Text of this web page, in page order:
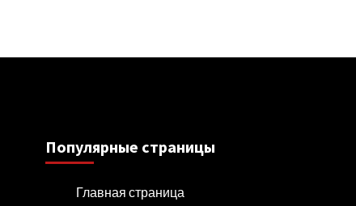
Популярные страницы
Главная страница